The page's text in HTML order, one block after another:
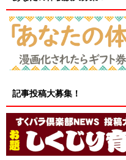
記事投稿大募集！